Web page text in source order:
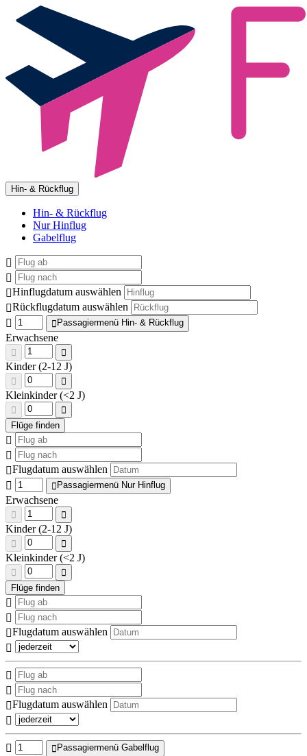
Hin- & Rückflug
Hin- & Rückflug
Nur Hinflug
Gabelflug
Hinflugdatum auswählen
Rückflugdatum auswählen
Passagiermenü Hin- & Rückflug
Erwachsene
Kinder (2-12 J)
Kleinkinder (<2 J)
Flugdatum auswählen
Passagiermenü Nur Hinflug
Erwachsene
Kinder (2-12 J)
Kleinkinder (<2 J)
Flugdatum auswählen
Flugdatum auswählen
Passagiermenü Gabelflug